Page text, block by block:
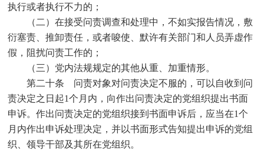
执行或者执行不力的；
（二）在接受问责调查和处理中，不如实报告情况，敷
衍塞责、推卸责任，或者唆使、默许有关部门和人员弄虚作
假，阻扰问责工作的；
（三）党内法规规定的其他从重、加重情形。
第二十条 问责对象对问责决定不服的，可以自收到问
责决定之日起1个月内，向作出问责决定的党组织提出书面
申诉。作出问责决定的党组织接到书面申诉后，应当在1个
月内作出申诉处理决定，并以书面形式告知提出申诉的党组
织、领导干部及其所在党组织。